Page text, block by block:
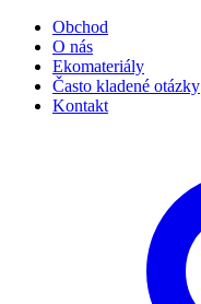
Obchod
O nás
Ekomateriály
Často kladené otázky
Kontakt